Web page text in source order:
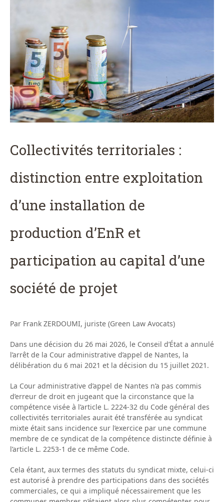
Collectivités territoriales :
distinction entre exploitation
d’une installation de
production d’EnR et
participation au capital d’une
société de projet
Par Frank ZERDOUMI, juriste (Green Law Avocats)
Dans une décision du 26 mai 2026, le Conseil d’État a annulé
l’arrêt de la Cour administrative d’appel de Nantes, la
délibération du 6 mai 2021 et la décision du 15 juillet 2021.
La Cour administrative d’appel de Nantes n’a pas commis
d’erreur de droit en jugeant que la circonstance que la
compétence visée à l’article L. 2224-32 du Code général des
collectivités territoriales aurait été transférée au syndicat
mixte était sans incidence sur l’exercice par une commune
membre de ce syndicat de la compétence distincte définie à
l’article L. 2253-1 de ce même Code.
Cela étant, aux termes des statuts du syndicat mixte, celui-ci
est autorisé à prendre des participations dans des sociétés
commerciales, ce qui a impliqué nécessairement que les